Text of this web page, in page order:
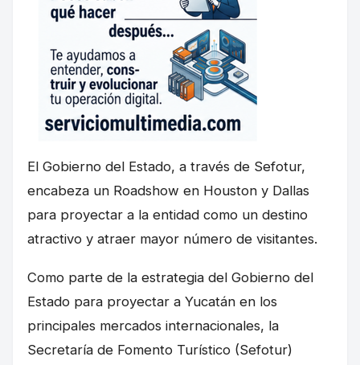
El Gobierno del Estado, a través de Sefotur,
encabeza un Roadshow en Houston y Dallas
para proyectar a la entidad como un destino
atractivo y atraer mayor número de visitantes.
Como parte de la estrategia del Gobierno del
Estado para proyectar a Yucatán en los
principales mercados internacionales, la
Secretaría de Fomento Turístico (Sefotur)